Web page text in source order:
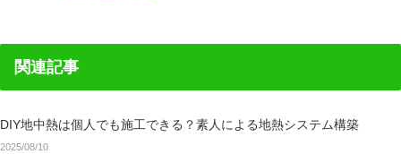
関連記事
DIY地中熱は個人でも施工できる？素人による地熱システム構築
2025/08/10